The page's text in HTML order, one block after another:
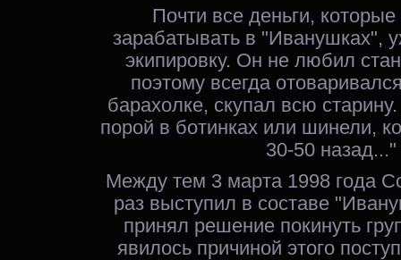
Почти все деньги, которые
зарабатывать в "Иванушках",
экипировку. Он не любил
поэтому всегда
барахолке, скупал всю
порой в ботинках или шинели,
30-50 назад..."
Между тем 3 марта 1998 года
раз выступил в составе
принял решение покинуть
явилось причиной этого